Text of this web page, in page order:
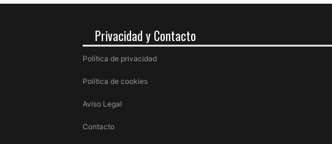
Privacidad y Contacto
Política de privacidad
Política de cookies
Aviso Legal
Contacto